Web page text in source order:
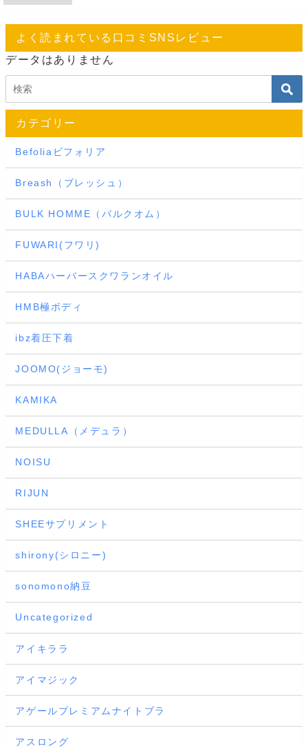
よく読まれている口コミSNSレビュー
データはありません
カテゴリー
Befoliaビフォリア
Breash（ブレッシュ）
BULK HOMME（バルクオム）
FUWARI(フワリ)
HABAハーバースクワランオイル
HMB極ボディ
ibz着圧下着
JOOMO(ジョーモ)
KAMIKA
MEDULLA（メデュラ）
NOISU
RIJUN
SHEEサプリメント
shirony(シロニー)
sonomono納豆
Uncategorized
アイキララ
アイマジック
アゲールプレミアムナイトブラ
アスロング